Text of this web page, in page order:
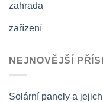
zahrada
zařízení
NEJNOVĚJŠÍ
Solární panely a